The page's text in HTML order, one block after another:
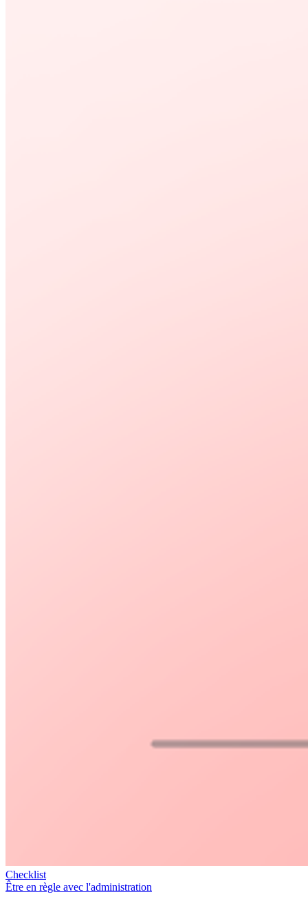
Checklist
Être en règle avec l'administration